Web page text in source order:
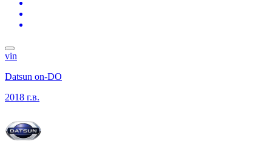
vin
Datsun on-DO
2018 г.в.